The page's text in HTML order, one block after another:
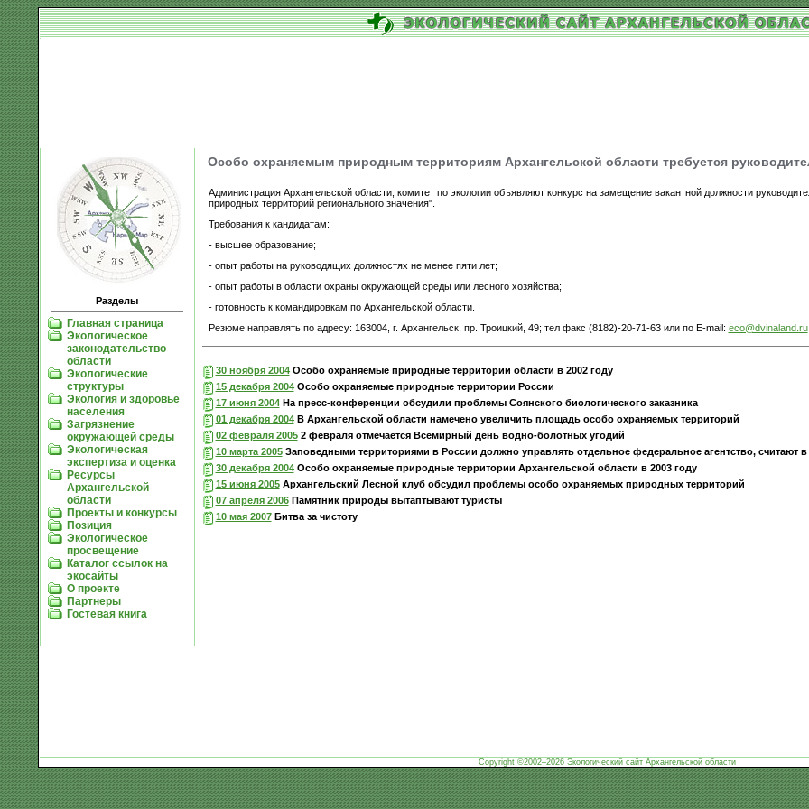
Разделы
Главная страница
Экологическое
законодательство
области
Экологические
структуры
Экология и здоровье
населения
Загрязнение
окружающей среды
Экологическая
экспертиза и оценка
Ресурсы
Архангельской
области
Проекты и конкурсы
Позиция
Экологическое
просвещение
Каталог ссылок на
экосайты
О проекте
Партнеры
Гостевая книга
Особо охраняемым природным территориям Архангельской области требуется
Администрация Архангельской области, комитет по экологии объявляют конкурс на замещение вакантной должности
природных территорий регионального значения".
Требования к кандидатам:
- высшее образование;
- опыт работы на руководящих должностях не менее пяти лет;
- опыт работы в области охраны окружающей среды или лесного хозяйства;
- готовность к командировкам по Архангельской области.
Резюме направлять по адресу: 163004, г. Архангельск, пр. Троицкий, 49; тел факс (8182)-20-71-63 или по E-mail: eco@dvinaland.ru.
30 ноября 2004Особо охраняемые природные территории области в 2002 году
15 декабря 2004Особо охраняемые природные территории России
17 июня 2004На пресс-конференции обсудили проблемы Соянского биологического заказника
01 декабря 2004В Архангельской области намечено увеличить площадь особо охраняемых территорий
02 февраля 20052 февраля отмечается Всемирный день водно-болотных угодий
10 марта 2005Заповедными территориями в России должно управлять отдельное федеральное агентство, считают
30 декабря 2004Особо охраняемые природные территории Архангельской области в 2003 году
15 июня 2005Архангельский Лесной клуб обсудил проблемы особо охраняемых природных территорий
07 апреля 2006Памятник природы вытаптывают туристы
10 мая 2007Битва за чистоту
Copyright ©2002–2026 Экологический сайт Архангельской области